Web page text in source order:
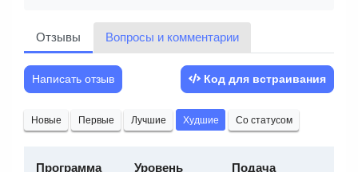
Отзывы Вопросы и комментарии
Написать отзыв Код для встраивания
Новые Первые Лучшие Худшие Со статусом
Программа
Уровень
Подача